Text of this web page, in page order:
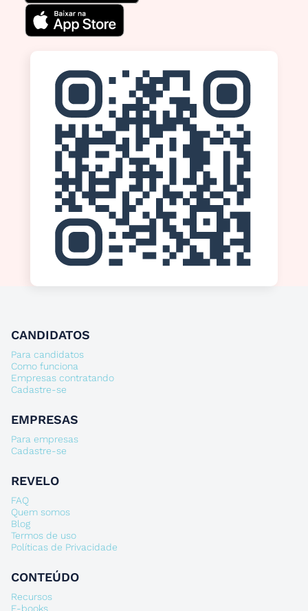
CANDIDATOS
Para candidatos
Como funciona
Empresas contratando
Cadastre-se
EMPRESAS
Para empresas
Cadastre-se
REVELO
FAQ
Quem somos
Blog
Termos de uso
Políticas de Privacidade
CONTEÚDO
Recursos
E-books